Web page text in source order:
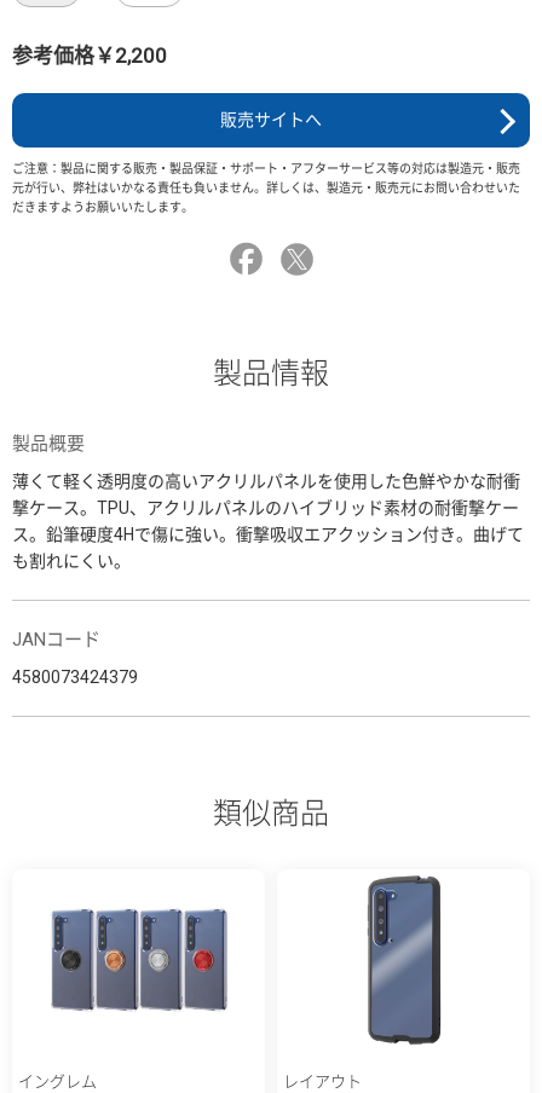
参考価格￥2,200
販売サイトへ
ご注意：製品に関する販売・製品保証・サポート・アフターサービス等の対応は製造元・販売
元が行い、弊社はいかなる責任も負いません。詳しくは、製造元・販売元にお問い合わせいた
だきますようお願いいたします。
製品情報
製品概要
薄くて軽く透明度の高いアクリルパネルを使用した色鮮やかな耐衝
撃ケース。TPU、アクリルパネルのハイブリッド素材の耐衝撃ケー
ス。鉛筆硬度4Hで傷に強い。衝撃吸収エアクッション付き。曲げて
も割れにくい。
JANコード
4580073424379
類似商品
イングレム レイアウト